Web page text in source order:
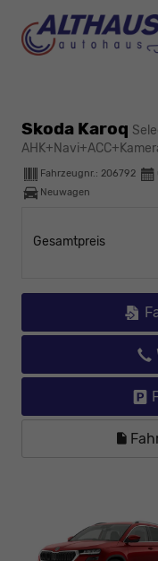
Skoda Karoq
Fahrzeugnr.: 206792
Neuwagen
Gesamtpreis